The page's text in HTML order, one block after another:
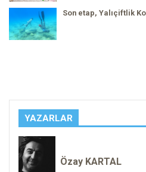
Son etap, Yalıçiftlik
YAZARLAR
Özay KARTAL